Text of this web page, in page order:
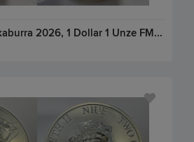
AUSTRALIEN. Kookaburra 2026, 1 Dollar 1 Unze FM-Frankfurt, Feinsilber: 31,1g